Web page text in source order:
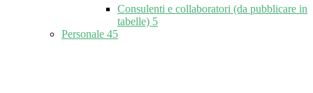
Consulenti e collaboratori (da pubblicare in
tabelle) 5
Personale 45